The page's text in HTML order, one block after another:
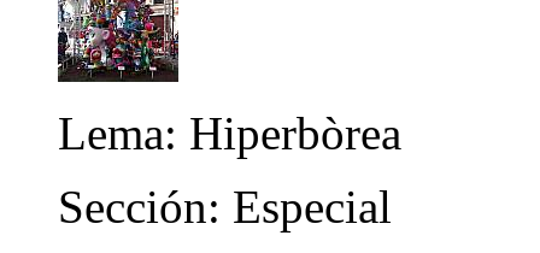
Lema: Hiperbòrea
Sección: Especial